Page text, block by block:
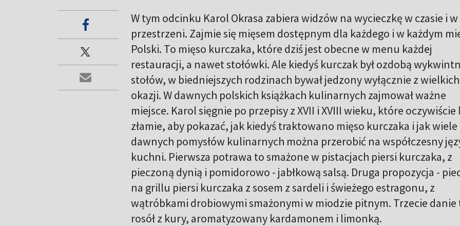
W tym odcinku Karol Okrasa zabiera widzów na wycieczkę w czasie i w
przestrzeni. Zajmie się mięsem dostępnym dla każdego i w każdym
Polski. To mięso kurczaka, które dziś jest obecne w menu każdej
restauracji, a nawet stołówki. Ale kiedyś kurczak był ozdobą
stołów, w biedniejszych rodzinach bywał jedzony wyłącznie z wielkich
okazji. W dawnych polskich książkach kulinarnych zajmował ważne
miejsce. Karol sięgnie po przepisy z XVII i XVIII wieku, które oczywiście
złamie, aby pokazać, jak kiedyś traktowano mięso kurczaka i jak wiele
dawnych pomysłów kulinarnych można przerobić na współczesny
kuchni. Pierwsza potrawa to smażone w pistacjach piersi kurczaka, z
pieczoną dynią i pomidorowo - jabłkową salsą. Druga propozycja -
na grillu piersi kurczaka z sosem z sardeli i świeżego estragonu, z
wątróbkami drobiowymi smażonymi w miodzie pitnym. Trzecie danie
rosół z kury, aromatyzowany kardamonem i limonką.